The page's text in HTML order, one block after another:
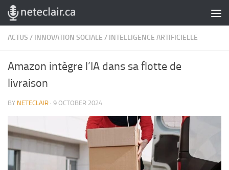
Skip to content
ACTUS / INNOVATION SOCIALE / INTELLIGENCE ARTIFICIELLE
Amazon intègre l’IA dans sa flotte de
livraison
BY NETECLAIR · 9 OCTOBER 2024